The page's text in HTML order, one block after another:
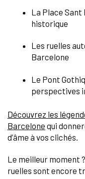
La Place Sant
historique
Les ruelles
Barcelone
Le Pont
perspectives
Découvrez les
Barcelone qui
d’âme à vos clichés.
Le meilleur moment
ruelles sont encore